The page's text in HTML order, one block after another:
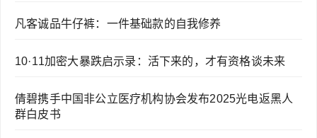
凡客诚品牛仔裤：一件基础款的自我修养
10·11加密大暴跌启示录：活下来的，才有资格谈未来
倩碧携手中国非公立医疗机构协会发布2025光电返黑人
群白皮书